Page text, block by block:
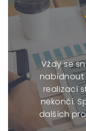
Vždy se
nabídnout
realizací
nekončí.
dalších